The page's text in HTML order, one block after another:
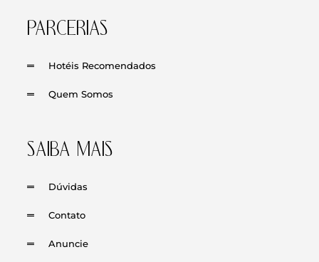
PARCERIAS
Hotéis Recomendados
Quem Somos
SAIBA MAIS
Dúvidas
Contato
Anuncie